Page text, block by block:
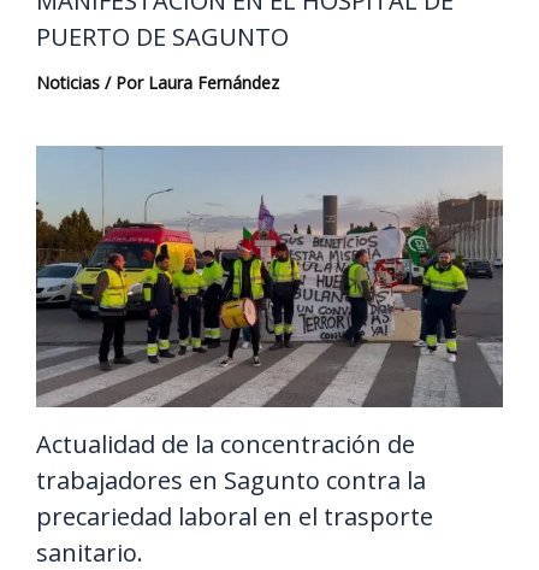
PUERTO DE SAGUNTO
Noticias / Por Laura Fernández
Actualidad de la concentración de
trabajadores en Sagunto contra la
precariedad laboral en el trasporte
sanitario.